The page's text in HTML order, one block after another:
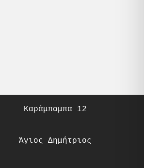
Καράμπαμπα 12
Άγιος Δημήτριος